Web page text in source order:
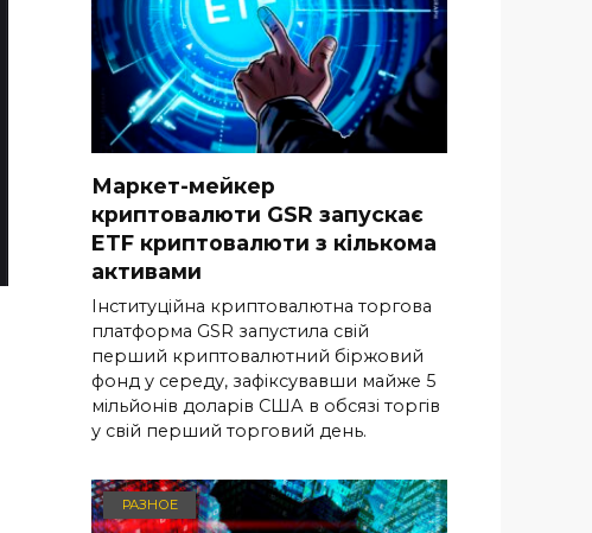
Маркет-мейкер
криптовалюти GSR запускає
ETF криптовалюти з кількома
активами
Інституційна криптовалютна торгова
платформа GSR запустила свій
перший криптовалютний біржовий
фонд у середу, зафіксувавши майже 5
мільйонів доларів США в обсязі торгів
у свій перший торговий день.
РАЗНОЕ